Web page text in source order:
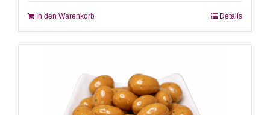
In den Warenkorb Details